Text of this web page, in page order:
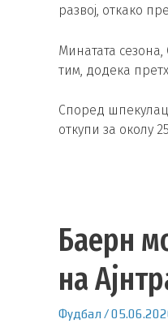
развој, откако
Минатата
тим, додека
Според
откупи за околу
Баерн
на
Фудбал /